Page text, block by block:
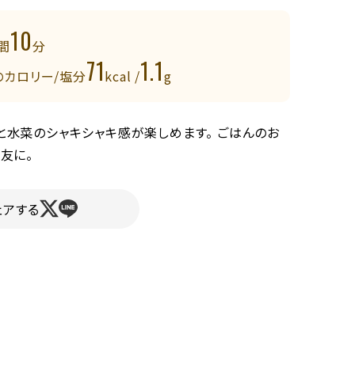
10分
ロリー/塩分71kcal /1.1g
菜のシャキシャキ感が楽しめます。 ごはんのお
に。
する